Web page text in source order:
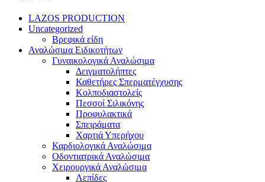
LAZOS PRODUCTION
Uncategorized
Βρεφικά είδη
Αναλώσιμα Ειδικοτήτων
Γυναικολογικά Αναλώσιμα
Δειγματολήπτες
Καθετήρες Σπερματέγχυσης
Κολποδιαστολείς
Πεσσοί Σιλικόνης
Προφυλακτικά
Σπειράματα
Χαρτιά Υπερήχου
Καρδιολογικά Αναλώσιμα
Οδοντιατρικά Αναλώσιμα
Χειρουργικά Αναλώσιμα
Λεπίδες